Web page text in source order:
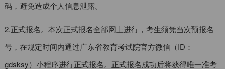
码，避免造成个人信息泄露。
2.正式报名。本次正式报名全部网上进行，考生须凭当次预报名
号，在规定时间内通过广东省教育考试院官方微信（ID：
gdsksy）小程序进行正式报名。正式报名成功后将获得唯一准考